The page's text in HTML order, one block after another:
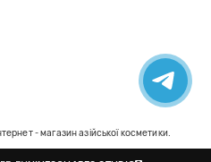
- магазин азійської косметики.